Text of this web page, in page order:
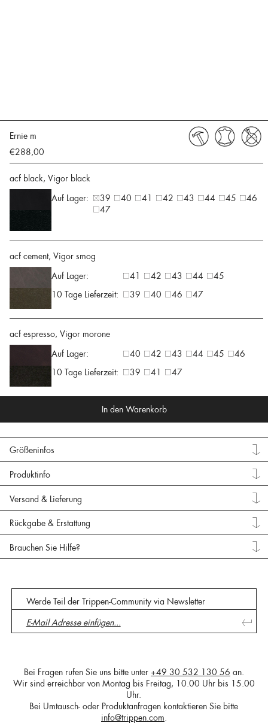
Ernie m
€288,00
acf black, Vigor black
Auf Lager:
39 40 41 42 43 44 45
46
47
acf cement, Vigor smog
Auf Lager:
41 42 43 44
45
10 Tage Lieferzeit:
39 40 46 47
acf espresso, Vigor morone
Auf Lager:
40 42 43 44 45
46
10 Tage Lieferzeit:
39 41 47
In den Warenkorb
Größeninfos
Produktinfo
Versand & Lieferung
Rückgabe & Erstattung
Brauchen Sie Hilfe?
Werde Teil der Trippen-Community via Newsletter
Bei Fragen rufen Sie uns bitte unter +49 30 532 130 56 an.
Wir sind erreichbar von Montag bis Freitag, 10.00 Uhr bis 15.00
Uhr.
Bei Umtausch- oder Produktanfragen kontaktieren Sie bitte
info@trippen.com.